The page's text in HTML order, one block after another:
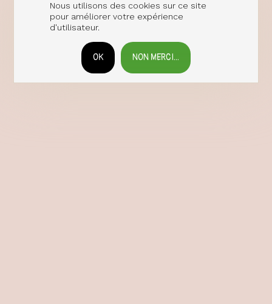
Nous utilisons des cookies sur ce site
pour améliorer votre expérience
d'utilisateur.
NON MERCI...
OK
RETIRER LE CONSENTEMENT